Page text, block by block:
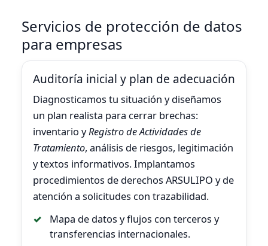
Servicios de protección de datos
para empresas
Auditoría inicial y plan de adecuación
Diagnosticamos tu situación y diseñamos
un plan realista para cerrar brechas:
inventario yRegistro de Actividades de
Tratamiento, análisis de riesgos, legitimación
y textos informativos. Implantamos
procedimientos de derechos ARSULIPO y de
atención a solicitudes con trazabilidad.
Mapa de datos y flujos con terceros y
transferencias internacionales.